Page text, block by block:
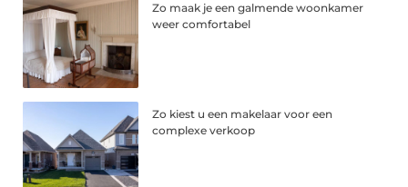
Zo maak je een galmende woonkamer
weer comfortabel
Zo kiest u een makelaar voor een
complexe verkoop